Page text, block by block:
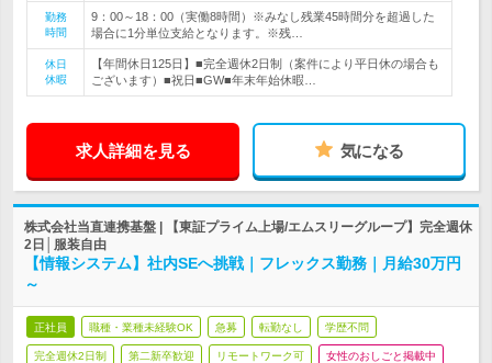
勤務
時間
9：00～18：00（実働8時間）※みなし残業45時間分を超過した
場合に1分単位支給となります。※残…
休日
休暇
【年間休日125日】■完全週休2日制（案件により平日休の場合も
ございます）■祝日■GW■年末年始休暇…
求人詳細を見る 気になる
株式会社当直連携基盤 | 【東証プライム上場/エムスリーグループ】完全週休
2日│服装自由
【情報システム】社内SEへ挑戦｜フレックス勤務｜月給30万円
～
正社員 職種・業種未経験OK 急募 転勤なし 学歴不問
完全週休2日制 第二新卒歓迎 リモートワーク可 女性のおしごと掲載中